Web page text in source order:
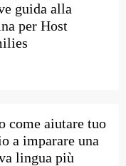
guida alla
per Host
come aiutare tuo
a imparare una
lingua più